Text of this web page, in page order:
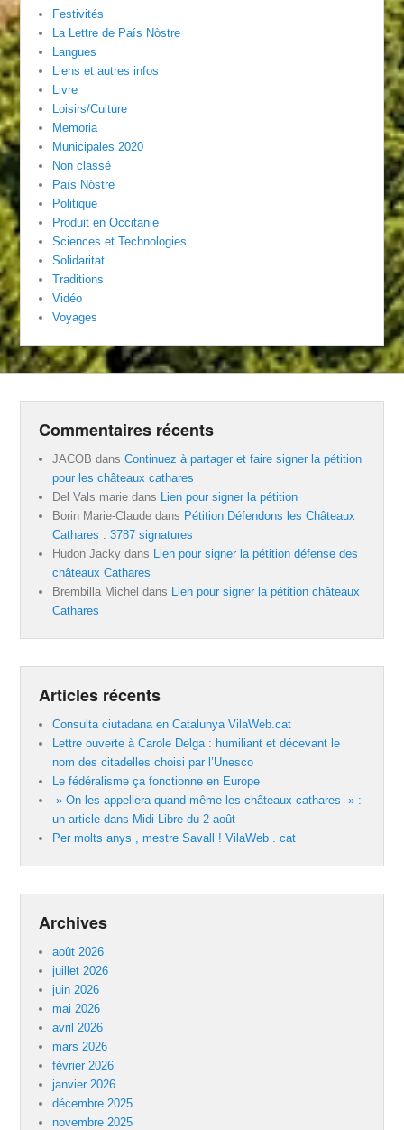
Festivités
La Lettre de País Nòstre
Langues
Liens et autres infos
Livre
Loisirs/Culture
Memoria
Municipales 2020
Non classé
País Nòstre
Politique
Produit en Occitanie
Sciences et Technologies
Solidaritat
Traditions
Vidéo
Voyages
Commentaires récents
JACOB dansContinuez à partager et faire signer la pétition
pour les châteaux cathares
Del Vals marie dans
Lien pour signer la pétition
Borin Marie-Claude dans Pétition Défendons les Châteaux
Cathares : 3787 signatures
Hudon Jacky dans
Lien pour signer la pétition défense des
châteaux Cathares
Brembilla Michel dans
Lien pour signer la pétition châteaux
Cathares
Articles récents
Consulta ciutadana en Catalunya VilaWeb.cat
Lettre ouverte à Carole Delga : humiliant et décevant le
nom des citadelles choisi par l’Unesco
Le fédéralisme ça fonctionne en Europe
» On les appellera quand même les châteaux cathares » :
un article dans Midi Libre du 2 août
Per molts anys , mestre Savall ! VilaWeb . cat
Archives
août 2026
juillet 2026
juin 2026
mai 2026
avril 2026
mars 2026
février 2026
janvier 2026
décembre 2025
novembre 2025